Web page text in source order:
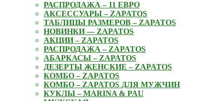
РАСПРОДАЖА – 11 ЕВРО
АКСЕССУАРЫ – ZAPATOS
ТАБЛИЦЫ РАЗМЕРОВ – ZAPATOS
НОВИНКИ — ZAPATOS
АКЦИИ – ZAPATOS
РАСПРОДАЖА – ZAPATOS
АБАРКАСЫ – ZAPATOS
ДЕЗЕРТЫ ЖЕНСКИЕ – ZAPATOS
КОМБО – ZAPATOS
КОМБО – ZAPATOS ДЛЯ МУЖЧИН
КУКЛЫ – MARINA & PAU